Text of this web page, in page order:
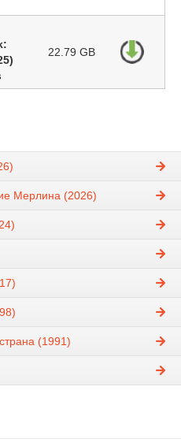
22.79 GB
Мерлина (2026)
(1991)